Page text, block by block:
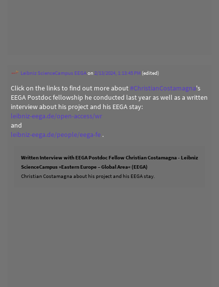
Leibniz ScienceCampus EEGAon2/13/2024, 1:13:45 PM (edited)
Click on the links to find out more about#ChristianCostamagna's
EEGA Postdoc fellowship he conducted last year as well as a written
interview about his project and his EEGA stay:
leibniz-eega.de/open-access/wr
and
leibniz-eega.de/people/eega-fe .
Written Interview with EEGA Postdoc Fellow Christian Costamagna - Leibniz
ScienceCampus »Eastern Europe – Global Area« (EEGA)
Christian Costamagna about his project and his EEGA stay.